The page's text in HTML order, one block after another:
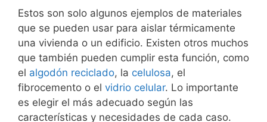
Estos son solo algunos ejemplos de materiales
que se pueden usar para aislar térmicamente
una vivienda o un edificio. Existen otros muchos
que también pueden cumplir esta función, como
el algodón reciclado, la celulosa, el
fibrocemento o el vidrio celular. Lo importante
es elegir el más adecuado según las
características y necesidades de cada caso.